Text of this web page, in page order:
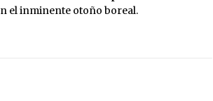
el inminente otoño boreal.